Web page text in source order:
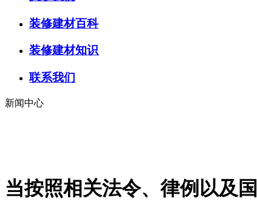
装修建材百科
装修建材知识
联系我们
新闻中心
当按照相关法令、律例以及